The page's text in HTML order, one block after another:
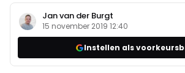
Jan van der Burgt
15 november 2019 12:40
Instellen als